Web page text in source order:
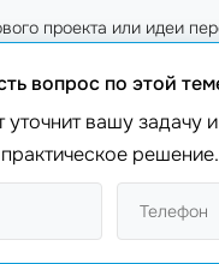
проекта или идеи
интересный
вопрос по этой
уточнит вашу задачу
практическое решение.